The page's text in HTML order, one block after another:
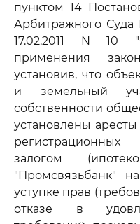
пунктом 14
Арбитражного Суда
17.02.2011 N 10
применения
установив, что
и земельный
собственности
установлены
залогом
"Промсвязьбанк"
уступке прав
отказе в